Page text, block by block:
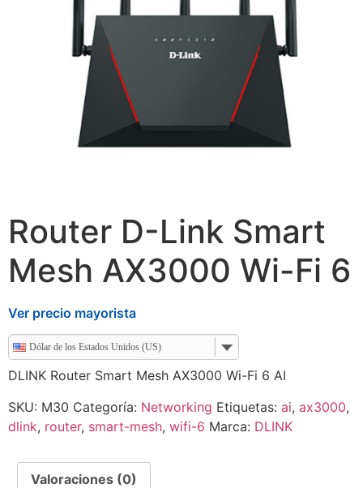
Router D-Link Smart
Mesh AX3000 Wi-Fi 6
Ver precio mayorista
Dólar de los Estados Unidos (US)
DLINK Router Smart Mesh AX3000 Wi-Fi 6 AI
SKU: M30 Categoría: Networking Etiquetas: ai, ax3000,
dlink, router, smart-mesh, wifi-6 Marca: DLINK
Valoraciones (0)